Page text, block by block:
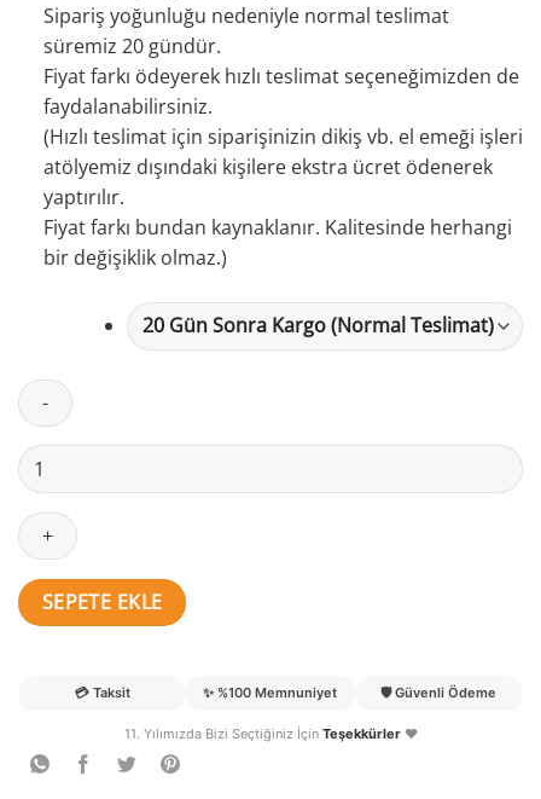
Sipariş yoğunluğu nedeniyle normal teslimat
süremiz 20 gündür.
Fiyat farkı ödeyerek hızlı teslimat seçeneğimizden de
faydalanabilirsiniz.
(Hızlı teslimat için siparişinizin dikiş vb. el emeği işleri
atölyemiz dışındaki kişilere ekstra ücret ödenerek
yaptırılır.
Fiyat farkı bundan kaynaklanır. Kalitesinde herhangi
bir değişiklik olmaz.)
İnci
İsimli
Safari
Temalı
Bebek
Kapı
SEPETE EKLE
💳 Taksit ✨ %100 Memnuniyet 🛡️ Güvenli Ödeme
11. Yılımızda Bizi Seçtiğiniz İçin Teşekkürler❤️